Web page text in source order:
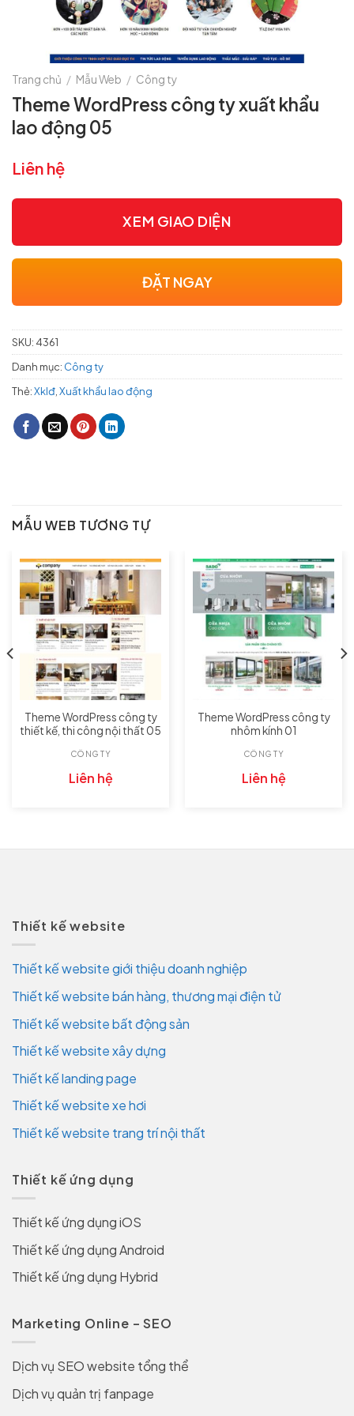
Trang chủ / Mẫu Web / Công ty
Theme WordPress công ty xuất khẩu
lao động 05
Liên hệ
XEM GIAO DIỆN
ĐẶT NGAY
SKU: 4361
Danh mục: Công ty
Thẻ:Xklđ Xuất khẩu lao động
MẪU WEB TƯƠNG TỰ
CÔNG TY
Theme WordPress công ty
thiết kế, thi công nội thất 05
Liên hệ
CÔNG TY
Theme WordPress công ty
nhôm kính 01
Liên hệ
Thiết kế website
Thiết kế website giới thiệu doanh nghiệp
Thiết kế website bán hàng, thương mại điện tử
Thiết kế website bất động sản
Thiết kế website xây dựng
Thiết kế landing page
Thiết kế website xe hơi
Thiết kế website trang trí nội thất
Thiết kế ứng dụng
Thiết kế ứng dụng iOS
Thiết kế ứng dụng Android
Thiết kế ứng dụng Hybrid
Marketing Online – SEO
Dịch vụ SEO website tổng thể
Dịch vụ quản trị fanpage